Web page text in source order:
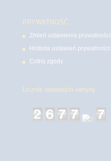
PRYWATNOŚĆ
Zmień ustawienia prywatności
Historia ustawień prywatności
Cofnij zgody
Licznik odwiedzin witryny